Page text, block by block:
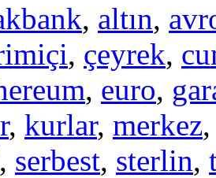
, altın,
, çeyrek,
, euro,
, kurlar, merkez
, serbest, sterlin,